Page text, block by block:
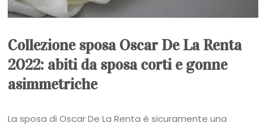
Collezione sposa Oscar De La Renta
2022: abiti da sposa corti e gonne
asimmetriche
La sposa di Oscar De La Renta è sicuramente una